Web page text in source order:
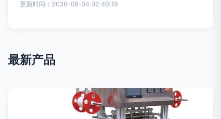
更新时间：2026-08-04 02:40:19
最新产品